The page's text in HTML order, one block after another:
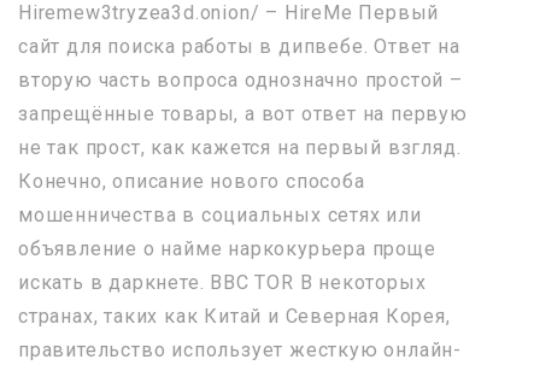
Hiremew3tryzea3d.onion/ – HireMe Первый
сайт для поиска работы в дипвебе. Ответ на
вторую часть вопроса однозначно простой –
запрещённые товары, а вот ответ на первую
не так прост, как кажется на первый взгляд.
Конечно, описание нового способа
мошенничества в социальных сетях или
объявление о найме наркокурьера проще
искать в даркнете. BBC TOR В некоторых
странах, таких как Китай и Северная Корея,
правительство использует жесткую онлайн-